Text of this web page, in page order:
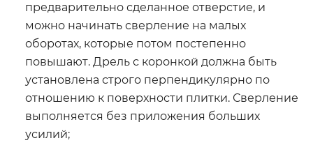
предварительно сделанное отверстие, и
можно начинать сверление на малых
оборотах, которые потом постепенно
повышают. Дрель с коронкой должна быть
установлена строго перпендикулярно по
отношению к поверхности плитки. Сверление
выполняется без приложения больших
усилий;